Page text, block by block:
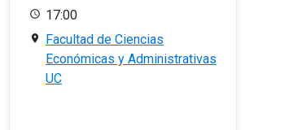
17:00
Facultad de Ciencias
Económicas y Administrativas
UC